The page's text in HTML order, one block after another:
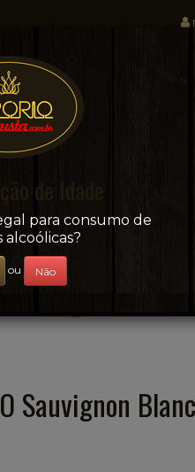
on-line!
Sauvignon Blanc
de Idade
para consumo de
alcoólicas?
ou Não